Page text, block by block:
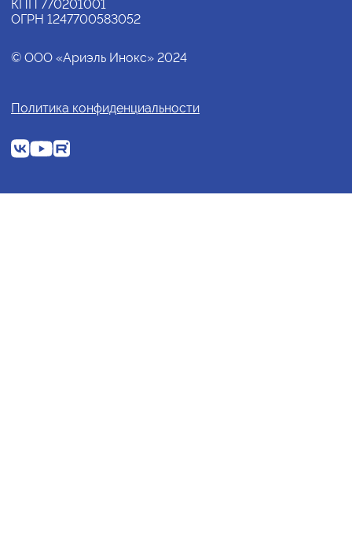
КПП 770201001
ОГРН 1247700583052
© ООО «Ариэль Инокс» 2024
Политика конфиденциальности